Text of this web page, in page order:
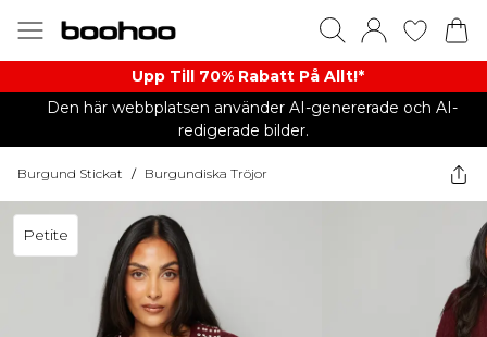
Upp Till 70% Rabatt På Allt!*
Den här webbplatsen använder AI-genererade och AI-
redigerade bilder.
Burgund Stickat / Burgundiska Tröjor
Petite